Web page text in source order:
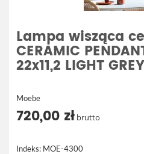
Lampa wisząca
CERAMIC
22x11,2 LIGHT GREY
Moebe
720,00 zł brutto
Indeks: MOE-4300